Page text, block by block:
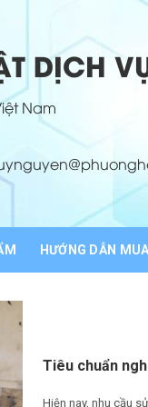
DỊCH
Nam
HƯỚNG DẪN
Tiêu chuẩn
Hiện nay, nhu cầu